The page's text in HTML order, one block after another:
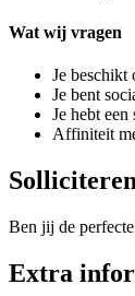
Wat wij vragen
Je
Je bent
Je hebt
Affiniteit
Ben jij de
Extra